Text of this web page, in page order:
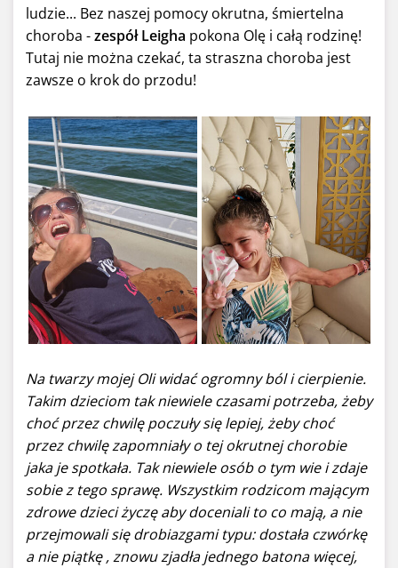
ludzie... Bez naszej pomocy okrutna, śmiertelna
choroba -zespół Leigha pokona Olę i całą rodzinę!
Tutaj nie można czekać, ta straszna choroba jest
zawsze o krok do przodu!
Na twarzy mojej Oli widać ogromny ból i cierpienie.
Takim dzieciom tak niewiele czasami potrzeba, żeby
choć przez chwilę poczuły się lepiej, żeby choć
przez chwilę zapomniały o tej okrutnej chorobie
jaka je spotkała. Tak niewiele osób o tym wie i zdaje
sobie z tego sprawę. Wszystkim rodzicom mającym
zdrowe dzieci życzę aby doceniali to co mają, a nie
przejmowali się drobiazgami typu: dostała czwórkę
a nie piątkę , znowu zjadła jednego batona więcej,